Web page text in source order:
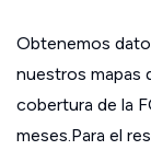
Obtenemos
nuestros mapas
cobertura de la
meses.Para el